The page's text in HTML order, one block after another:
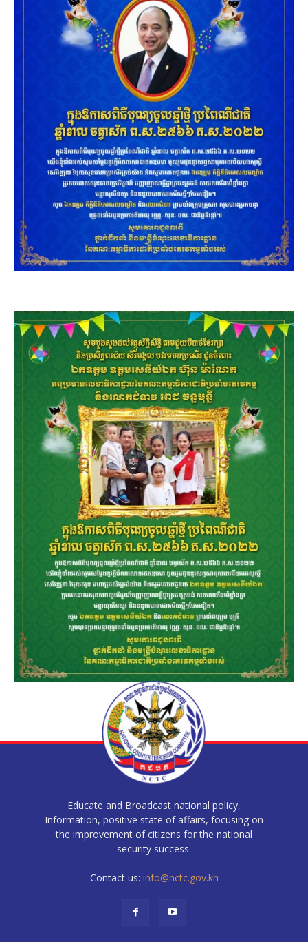
Educate and Broadcast national policy,
Information, positive state of affairs, focusing on
the improvement of citizens for the national
security success.
Contact us: info@nctc.gov.kh